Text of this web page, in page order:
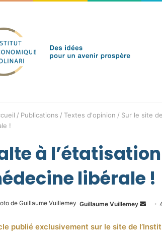
/ Publications / Textes d'opinion / Sur le site
!
à
libérale !
Guillaume Vuillemey
publié exclusivement sur le site de